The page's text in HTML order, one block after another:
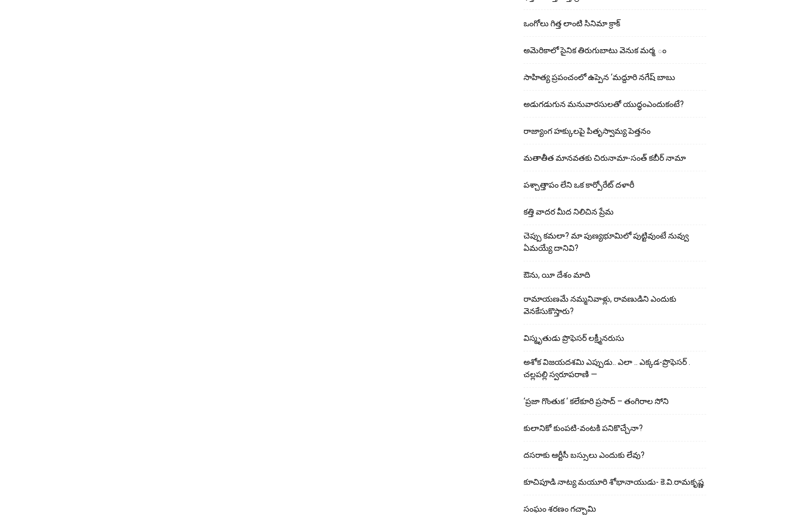
ఒంగోలు గిత్త లాంటి సినిమా క్రాక్
అమెరికాలో సైనిక తిరుగుబాటు వెనుక మర్మ ం
సాహిత్య ప్రపంచంలో ఉప్పెన ‘మద్దూరి నగేష్ బాబు
అడుగ‌డుగున మ‌నువార‌సుల‌తో యుద్ధంఎందుకంటే?
రాజ్యాంగ హక్కులపై పితృస్వామ్య పెత్తనం
మతాతీత మానవతకు చిరునామా-సంత్ కబీర్ నామా
పశ్చాత్తాపం లేని ఒక కార్పోరేట్ దళారీ
కత్తి వాదర మీద నిలిచిన ప్రేమ
చెప్పు క‌మ‌లా? మా పుణ్యభూమిలో పుట్టివుంటే నువ్వు
ఏమయ్యే దానివి?
ఔను, యీ దేశం మాది
రామాయణమే నమ్మనివాళ్లు, రావణుడిని ఎందుకు
వెనకేసుకొస్తారు?
విస్మృతుడు ప్రొఫెసర్ లక్ష్మీనరుసు
అశోక విజ‌య‌ద‌శ‌మి ఎప్పుడు.. ఎలా .. ఎక్క‌డ‌-ప్రొఫెసర్ .
చల్లపల్లి స్వరూపరాణి —
‘ప్రజా గొంతుక ‘ కలేకూరి ప్రసాద్ – తంగిరాల సోని
కులానికో కుంప‌టి-వంట‌కి ప‌నికొచ్చేనా?
ద‌స‌రాకు ఆర్టీసీ బ‌స్సులు ఎందుకు లేవు?
కూచిపూడి నాట్య మ‌యూరి శోభానాయుడు- కె.వి.రామకృష్ణ
సంఘం శరణం గచ్చామి